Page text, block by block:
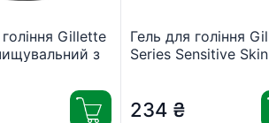
Gillette
з
мл
Гель для гоління
Series Sensitive
234 ₴